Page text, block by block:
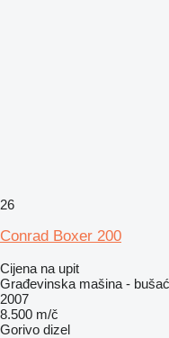
26
Conrad Boxer 200
Cijena na upit
Građevinska mašina -
2007
8.500 m/č
Gorivo dizel